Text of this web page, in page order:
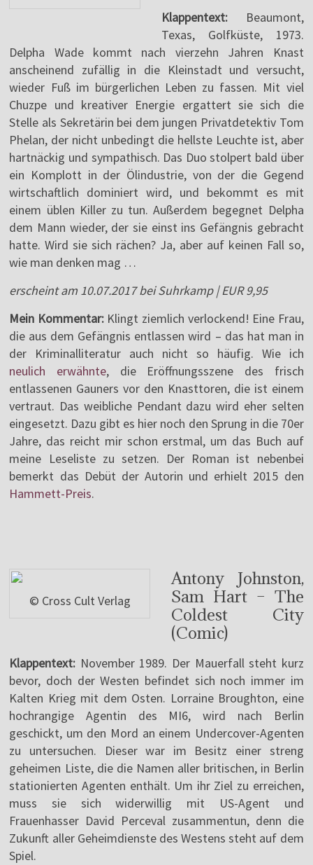
Klappentext:
Beaumont,
Texas, Golfküste, 1973.
Delpha Wade kommt nach vierzehn Jahren Knast
anscheinend zufällig in die Kleinstadt und versucht,
wieder Fuß im bürgerlichen Leben zu fassen. Mit viel
Chuzpe und kreativer Energie ergattert sie sich die
Stelle als Sekretärin bei dem jungen Privatdetektiv Tom
Phelan, der nicht unbedingt die hellste Leuchte ist, aber
hartnäckig und sympathisch. Das Duo stolpert bald über
ein Komplott in der Ölindustrie, von der die Gegend
wirtschaftlich dominiert wird, und bekommt es mit
einem üblen Killer zu tun. Außerdem begegnet Delpha
dem Mann wieder, der sie einst ins Gefängnis gebracht
hatte. Wird sie sich rächen? Ja, aber auf keinen Fall so,
wie man denken mag …
erscheint am 10.07.2017 bei Suhrkamp | EUR 9,95
Mein Kommentar:Klingt ziemlich verlockend! Eine Frau,
die aus dem Gefängnis entlassen wird – das hat man in
der Kriminalliteratur auch nicht so häufig. Wie ich
neulich erwähnte, die Eröffnungsszene des frisch
entlassenen Gauners vor den Knasttoren, die ist einem
vertraut. Das weibliche Pendant dazu wird eher selten
eingesetzt. Dazu gibt es hier noch den Sprung in die 70er
Jahre, das reicht mir schon erstmal, um das Buch auf
meine Leseliste zu setzen. Der Roman ist nebenbei
bemerkt das Debüt der Autorin und erhielt 2015 den
Hammett-Preis.
© Cross Cult Verlag
Antony Johnston,
Sam Hart – The
Coldest City
(Comic)
Klappentext: November 1989. Der Mauerfall steht kurz
bevor, doch der Westen befindet sich noch immer im
Kalten Krieg mit dem Osten. Lorraine Broughton, eine
hochrangige Agentin des MI6, wird nach Berlin
geschickt, um den Mord an einem Undercover-Agenten
zu untersuchen. Dieser war im Besitz einer streng
geheimen Liste, die die Namen aller britischen, in Berlin
stationierten Agenten enthält. Um ihr Ziel zu erreichen,
muss sie sich widerwillig mit US-Agent und
Frauenhasser David Perceval zusammentun, denn die
Zukunft aller Geheimdienste des Westens steht auf dem
Spiel.